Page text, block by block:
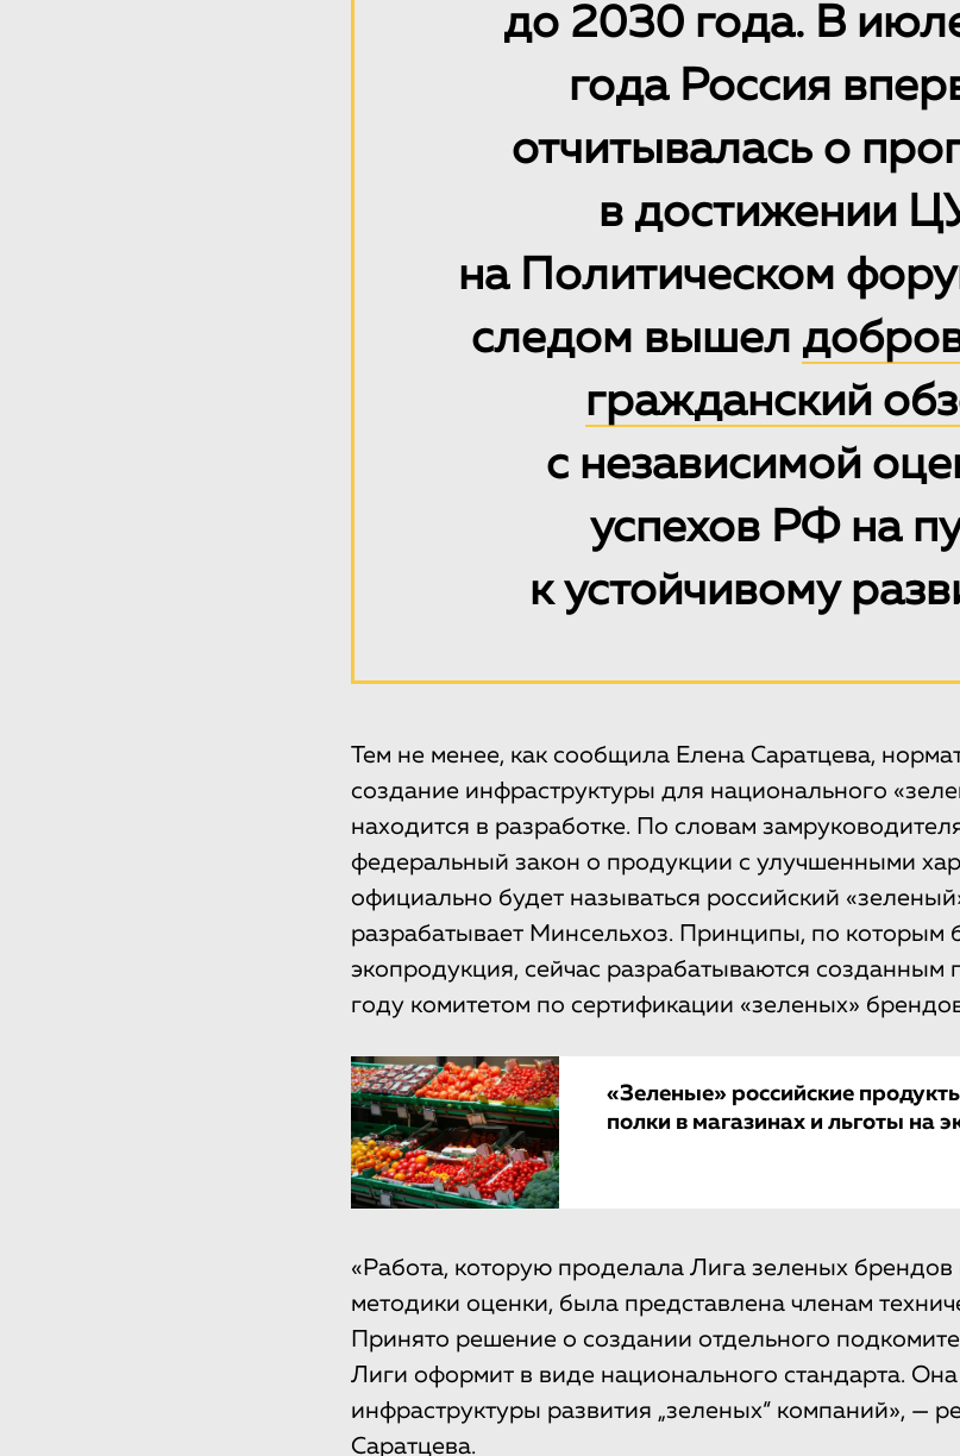
до 2030 года. В
года Россия
отчитывалась о
в достижении
на Политическом
следом вышел
гражданский
с независимой
успехов РФ на
к устойчивому
Тем не менее, как сообщила Елена Саратцева,
создание инфраструктуры для национального
находится в разработке. По словам
федеральный закон о продукции с улучшенными
официально будет называться российский
разрабатывает Минсельхоз. Принципы, по которым
экопродукция, сейчас разрабатываются созданным
году комитетом по сертификации «зеленых»
«Зеленые» российские
полки в магазинах и льготы на
«Работа, которую проделала Лига зеленых
методики оценки, была представлена членам
Принято решение о создании отдельного
Лиги оформит в виде национального стандарта. Она
инфраструктуры развития „зеленых“ компаний», —
Саратцева.